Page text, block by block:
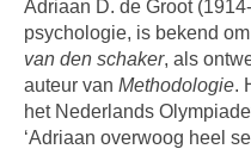
Adriaan D. de Groot
psychologie, is bekend
van den schaker, als
auteur van Methodologie.
het Nederlands
‘Adriaan overwoog heel